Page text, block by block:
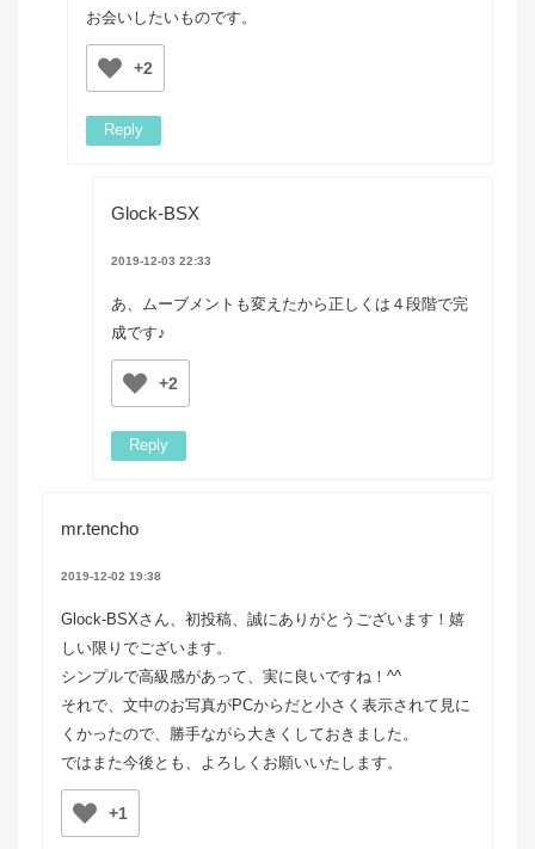
お会いしたいものです。
+2
Reply
Glock-BSX
2019-12-03 22:33
あ、ムーブメントも変えたから正しくは４段階で完
成です♪
+2
Reply
mr.tencho
2019-12-02 19:38
Glock-BSXさん、初投稿、誠にありがとうございます！嬉
しい限りでございます。
シンプルで高級感があって、実に良いですね！^^
それで、文中のお写真がPCからだと小さく表示されて見に
くかったので、勝手ながら大きくしておきました。
ではまた今後とも、よろしくお願いいたします。
+1